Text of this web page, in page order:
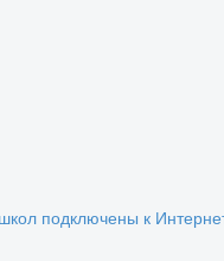
подключены к